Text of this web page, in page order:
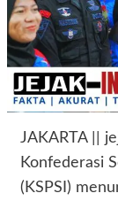
JAKARTA ||
Konfederasi
(KSPSI)